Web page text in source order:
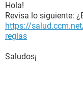
Hola!
Revisa lo siguiente:
https://
reglas
Saludos¡